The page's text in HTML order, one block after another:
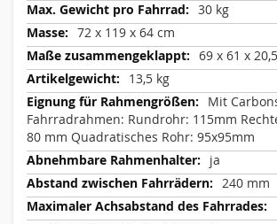
30 kg
72 x 119 x 64 cm
69 x 61 x
13,5 kg
Mit
Fahrradrahmen: Rundrohr: 115mm
80 mm Quadratisches Rohr: 95x95mm
ja
240 mm